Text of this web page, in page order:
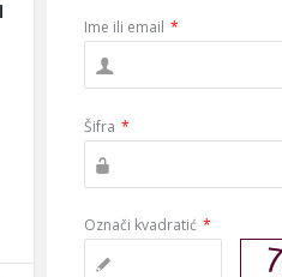
Ime ili email *
Šifra *
Označi kvadratić *